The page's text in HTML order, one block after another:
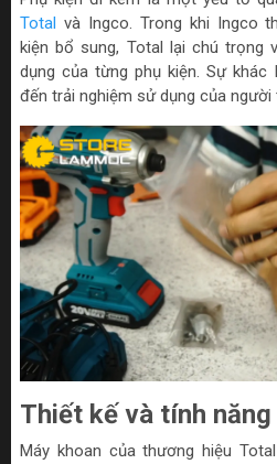
Total và Ingco. Trong khi Ingco
kiện bổ sung, Total lại chú trọng
dụng của từng phụ kiện. Sự
đến trải nghiệm sử dụng của người
Thiết kế và tính
Máy khoan của thương hiệu